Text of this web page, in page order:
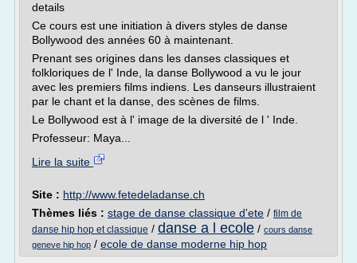
details
Ce cours est une initiation à divers styles de danse
Bollywood des années 60 à maintenant.
Prenant ses origines dans les danses classiques et
folkloriques de l' Inde, la danse Bollywood a vu le jour
avec les premiers films indiens. Les danseurs illustraient
par le chant et la danse, des scènes de films.
Le Bollywood est à l' image de la diversité de l ' Inde.
Professeur: Maya...
Lire la suite
Site : http://www.fetedeladanse.ch
Thèmes liés : stage de danse classique d'ete / film de
danse hip hop et classique / danse a l ecole / cours danse
geneve hip hop / ecole de danse moderne hip hop